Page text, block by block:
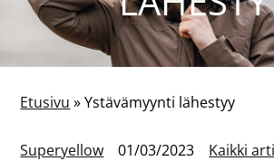
Etusivu »Ystävämyynti lähestyy
Superyellow 01/03/2023 Kaikki